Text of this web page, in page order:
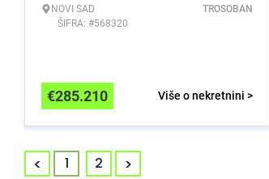
NOVI SAD
ŠIFRA: #568320
TROSOBAN
Više o nekretnini >
€285.210
< 1 2 >